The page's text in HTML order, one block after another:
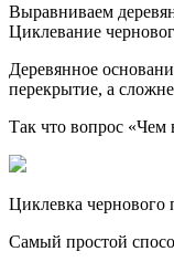
Выравниваем
Циклевание
Деревянное
перекрытие, а
Так что вопрос «Чем
Циклевка чернового
Самый простой